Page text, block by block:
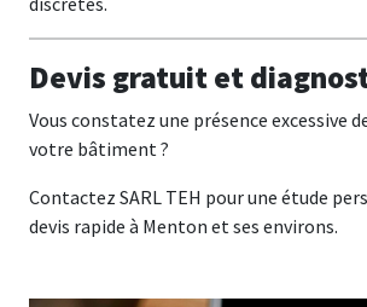
Devis gratuit et
Vous constatez une présence excessive
votre bâtiment ?
Contactez SARL TEH pour une étude
devis rapide à Menton et ses environs.